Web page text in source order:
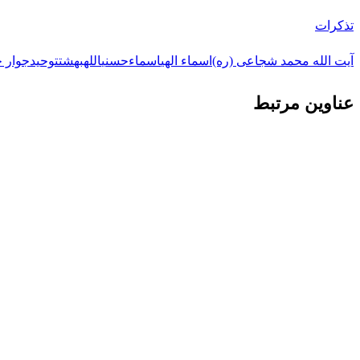
تذکرات
آیت الله محمد شجاعی (ره) اسماء الهیاسماءحسنیاللهبهشتتوحید
عناوین مرتبط